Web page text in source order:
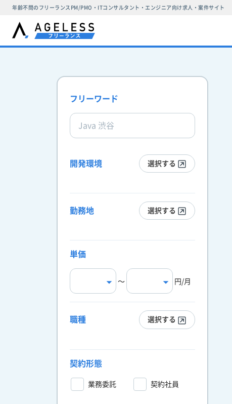
年齢不問のフリーランスPM/PMO・ITコンサルタント・エンジニア向け求人・案件サイト
フリーワード
開発環境 選択する
勤務地 選択する
単価
〜 円/月
職種 選択する
契約形態
業務委託 契約社員